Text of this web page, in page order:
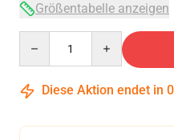
Größentabelle anzeigen
Diese Aktion endet in